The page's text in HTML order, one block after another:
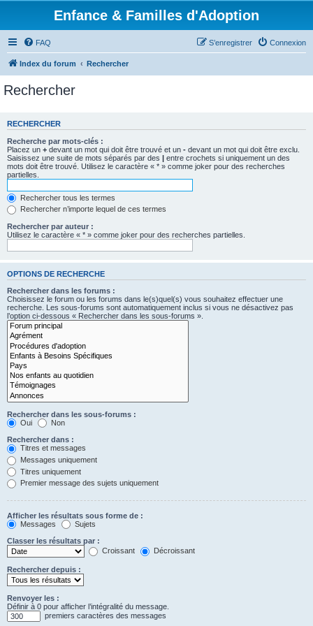
Enfance & Familles d'Adoption
FAQ Connexion
S’enregistrer
Index du forum Rechercher
Rechercher
RECHERCHER
Recherche par mots-clés :
Placez un + devant un mot qui doit être trouvé et un - devant un mot qui doit être exclu.
Saisissez une suite de mots séparés par des | entre crochets si uniquement un des
mots doit être trouvé. Utilisez le caractère « * » comme joker pour des recherches
partielles.
Rechercher tous les termes
Rechercher n’importe lequel de ces termes
Rechercher par auteur :
Utilisez le caractère « * » comme joker pour des recherches partielles.
OPTIONS DE RECHERCHE
Rechercher dans les forums :
Choisissez le forum ou les forums dans le(s)quel(s) vous souhaitez effectuer une
recherche. Les sous-forums sont automatiquement inclus si vous ne désactivez pas
l’option ci-dessous « Rechercher dans les sous-forums ».
Rechercher dans les sous-forums :
Oui
Non
Rechercher dans :
Titres et messages
Messages uniquement
Titres uniquement
Premier message des sujets uniquement
Afficher les résultats sous forme de :
Messages
Sujets
Classer les résultats par :
Croissant
Décroissant
Rechercher depuis :
Renvoyer les :
Définir à 0 pour afficher l’intégralité du message.
premiers caractères des messages